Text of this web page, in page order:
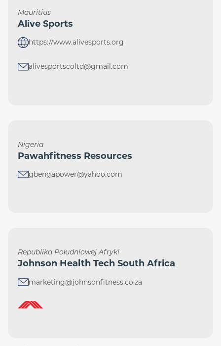
Mauritius
Alive Sports
https://www.alivesports.org
alivesportscoltd@gmail.com
Nigeria
Pawahfitness Resources
gbengapower@yahoo.com
Republika Południowej Afryki
Johnson Health Tech South Africa
marketing@johnsonfitness.co.za